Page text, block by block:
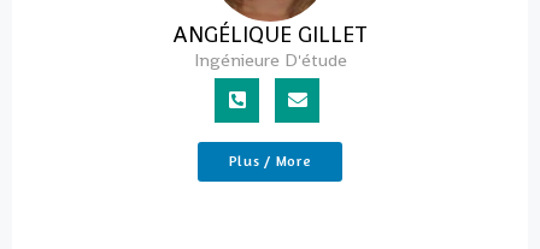
ANGÉLIQUE GILLET
Ingénieure D'étude
Plus / More